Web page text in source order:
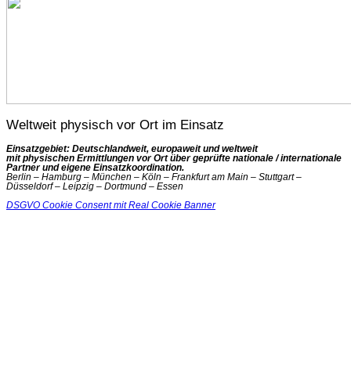
Weltweit physisch vor Ort im Einsatz
Einsatzgebiet: Deutschlandweit, europaweit und weltweit
mit physischen Ermittlungen vor Ort über geprüfte nationale / internationale
Partner und eigene Einsatzkoordination.
Berlin – Hamburg – München – Köln – Frankfurt am Main – Stuttgart –
Düsseldorf – Leipzig – Dortmund – Essen
DSGVO Cookie Consent mit Real Cookie Banner